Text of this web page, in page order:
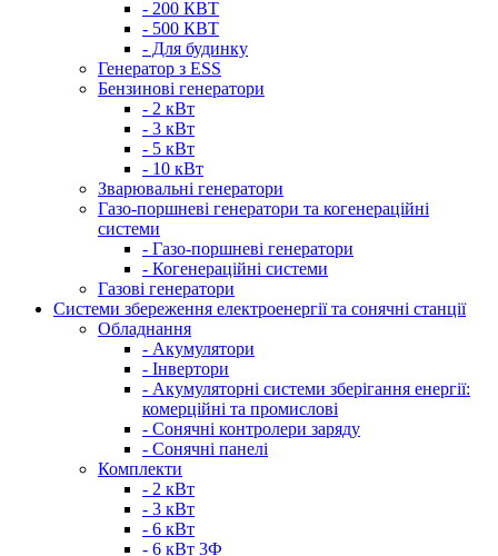
- 200 КВТ
- 500 КВТ
- Для будинку
Генератор з ESS
Бензинові генератори
- 2 кВт
- 3 кВт
- 5 кВт
- 10 кВт
Зварювальні генератори
Газо-поршневі генератори та когенераційні
системи
- Газо-поршневі генератори
- Когенераційні системи
Газові генератори
Системи збереження електроенергії та сонячні станції
Обладнання
- Акумулятори
- Інвертори
- Акумуляторні системи зберігання енергії:
комерційні та промислові
- Сонячні контролери заряду
- Сонячні панелі
Комплекти
- 2 кВт
- 3 кВт
- 6 кВт
- 6 кВт 3Ф